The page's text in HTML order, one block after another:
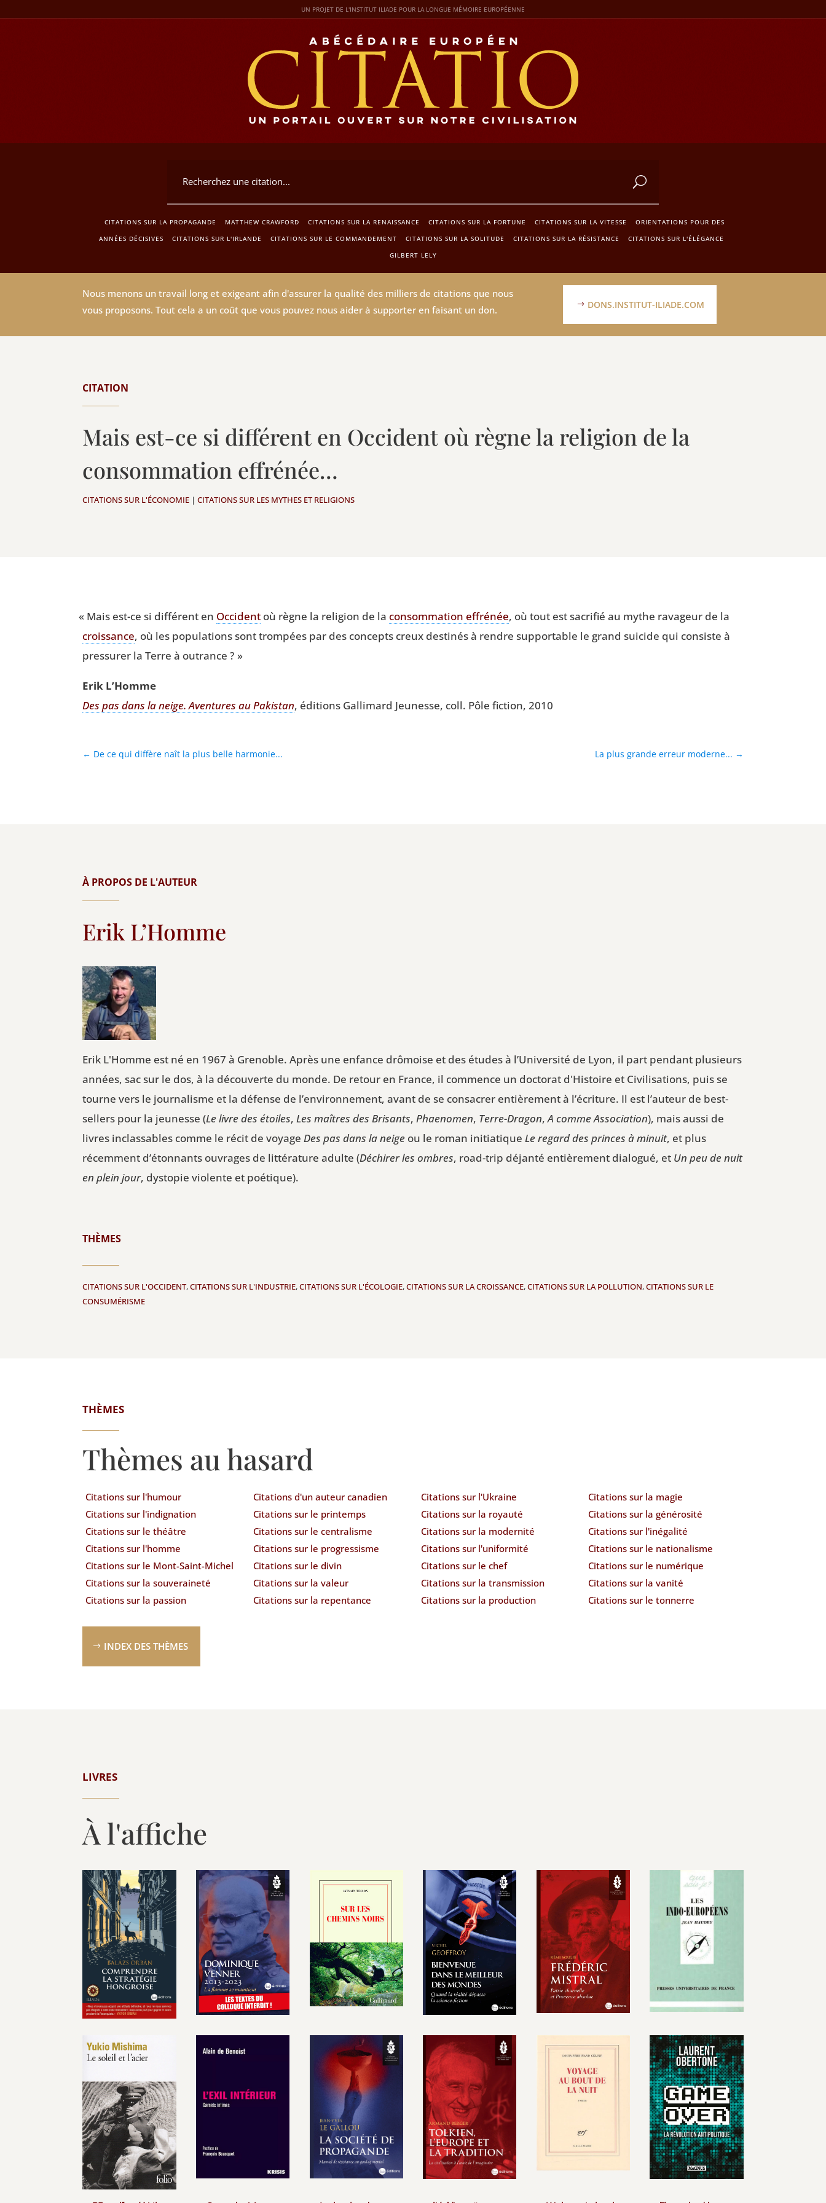
UN PROJET DE L'INSTITUT ILIADE POUR LA LONGUE MÉMOIRE EUROPÉENNE
CITATIONS SUR LA PROPAGANDE MATTHEW CRAWFORD CITATIONS SUR LA RENAISSANCE CITATIONS SUR LA FORTUNE CITATIONS SUR LA VITESSE
ORIENTATIONS POUR DES
ANNÉES DÉCISIVES
CITATIONS SUR L'IRLANDE CITATIONS SUR LE COMMANDEMENT CITATIONS SUR LA SOLITUDE CITATIONS SUR LA RÉSISTANCE
CITATIONS SUR L'ÉLÉGANCE
GILBERT LELY
Nous menons un travail long et exigeant afin d'assurer la qualité des milliers de citations que nous
vous proposons. Tout cela a un coût que vous pouvez nous aider à supporter en faisant un don.
DONS.INSTITUT-ILIADE.COM
CITATION
Mais est-ce si différent en Occident où règne la religion de la
consommation effrénée…
CITATIONS SUR L'ÉCONOMIE |CITATIONS SUR LES MYTHES ET RELIGIONS
« Mais est-ce si dif­fé­rent en Occi­dentoù règne la reli­gion de la consom­ma­tion effré­née, où tout est sacri­fié au mythe rava­geur de la
crois­sance, où les popu­la­tions sont trom­pées par des concepts creux des­ti­nés à rendre sup­por­table le grand sui­cide qui consiste à
pres­su­rer la Terre à outrance ? »
Erik L’Homme
Des pas dans la neige. Aven­tures au Pakis­tan, édi­tions Gal­li­mard Jeu­nesse, coll. Pôle fic­tion, 2010
← De ce qui diffère naît la plus belle harmonie... La plus grande erreur moderne... →
À PROPOS DE L'AUTEUR
Erik L’Homme
Erik L'Homme est né en 1967 à Grenoble. Après une enfance drômoise et des études à l’Université de Lyon, il part pendant plusieurs
années, sac sur le dos, à la découverte du monde. De retour en France, il commence un doctorat d'Histoire et Civilisations, puis se
tourne vers le journalisme et la défense de l’environnement, avant de se consacrer entièrement à l’écriture. Il est l’auteur de best-
sellers pour la jeunesse (Le livre des étoiles,Les maîtres des Brisants,Phaenomen, Terre-Dragon,A comme Association), mais aussi de
livres inclassables comme le récit de voyageDes pas dans la neige ou le roman initiatiqueLe regard des princes à minuit, et plus
récemment d’étonnants ouvrages de littérature adulte (Déchirer les ombres, road-trip déjanté entièrement dialogué, et Un peu de nuit
en plein jour, dystopie violente et poétique).
THÈMES
CITATIONS SUR L'OCCIDENT,CITATIONS SUR L'INDUSTRIE,CITATIONS SUR L'ÉCOLOGIE,CITATIONS SUR LA CROISSANCE,CITATIONS SUR LA POLLUTION,CITATIONS SUR LE
CONSUMÉRISME
THÈMES
Thèmes au hasard
Citations sur l'humour
Citations sur l'indignation
Citations sur le théâtre
Citations sur l'homme
Citations sur le Mont-Saint-Michel
Citations sur la souveraineté
Citations sur la passion
Citations d'un auteur canadien
Citations sur le printemps
Citations sur le centralisme
Citations sur le progressisme
Citations sur le divin
Citations sur la valeur
Citations sur la repentance
Citations sur l'Ukraine
Citations sur la royauté
Citations sur la modernité
Citations sur l'uniformité
Citations sur le chef
Citations sur la transmission
Citations sur la production
Citations sur la magie
Citations sur la générosité
Citations sur l'inégalité
Citations sur le nationalisme
Citations sur le numérique
Citations sur la vanité
Citations sur le tonnerre
INDEX DES THÈMES
LIVRES
À l'affiche